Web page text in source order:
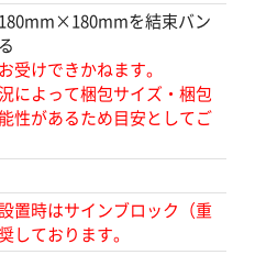
を結束バン
受けできかねます。
によって梱包サイズ・梱包
性があるため目安としてご
置時はサインブロック（重
しております。